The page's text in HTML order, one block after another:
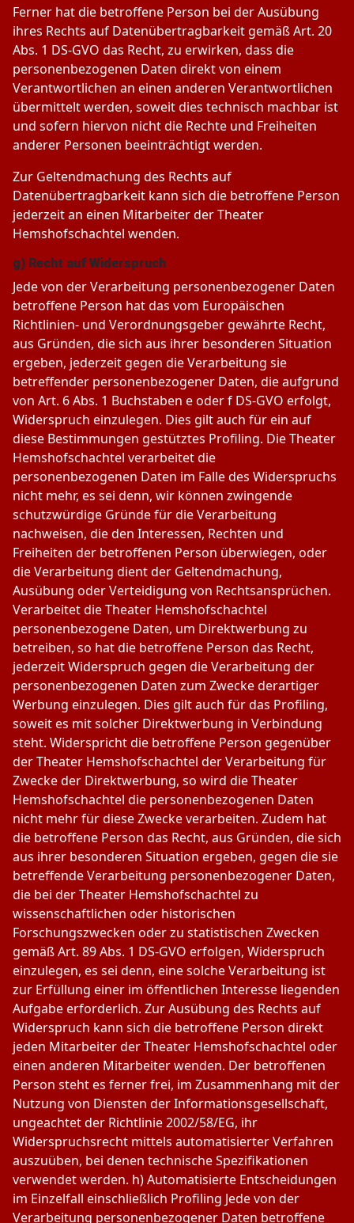
Ferner hat die betroffene Person bei der Ausübung
ihres Rechts auf Datenübertragbarkeit gemäß Art. 20
Abs. 1 DS-GVO das Recht, zu erwirken, dass die
personenbezogenen Daten direkt von einem
Verantwortlichen an einen anderen Verantwortlichen
übermittelt werden, soweit dies technisch machbar ist
und sofern hiervon nicht die Rechte und Freiheiten
anderer Personen beeinträchtigt werden.
Zur Geltendmachung des Rechts auf
Datenübertragbarkeit kann sich die betroffene Person
jederzeit an einen Mitarbeiter der Theater
Hemshofschachtel wenden.
g) Recht auf Widerspruch
Jede von der Verarbeitung personenbezogener Daten
betroffene Person hat das vom Europäischen
Richtlinien- und Verordnungsgeber gewährte Recht,
aus Gründen, die sich aus ihrer besonderen Situation
ergeben, jederzeit gegen die Verarbeitung sie
betreffender personenbezogener Daten, die aufgrund
von Art. 6 Abs. 1 Buchstaben e oder f DS-GVO erfolgt,
Widerspruch einzulegen. Dies gilt auch für ein auf
diese Bestimmungen gestütztes Profiling. Die Theater
Hemshofschachtel verarbeitet die
personenbezogenen Daten im Falle des Widerspruchs
nicht mehr, es sei denn, wir können zwingende
schutzwürdige Gründe für die Verarbeitung
nachweisen, die den Interessen, Rechten und
Freiheiten der betroffenen Person überwiegen, oder
die Verarbeitung dient der Geltendmachung,
Ausübung oder Verteidigung von Rechtsansprüchen.
Verarbeitet die Theater Hemshofschachtel
personenbezogene Daten, um Direktwerbung zu
betreiben, so hat die betroffene Person das Recht,
jederzeit Widerspruch gegen die Verarbeitung der
personenbezogenen Daten zum Zwecke derartiger
Werbung einzulegen. Dies gilt auch für das Profiling,
soweit es mit solcher Direktwerbung in Verbindung
steht. Widerspricht die betroffene Person gegenüber
der Theater Hemshofschachtel der Verarbeitung für
Zwecke der Direktwerbung, so wird die Theater
Hemshofschachtel die personenbezogenen Daten
nicht mehr für diese Zwecke verarbeiten. Zudem hat
die betroffene Person das Recht, aus Gründen, die sich
aus ihrer besonderen Situation ergeben, gegen die sie
betreffende Verarbeitung personenbezogener Daten,
die bei der Theater Hemshofschachtel zu
wissenschaftlichen oder historischen
Forschungszwecken oder zu statistischen Zwecken
gemäß Art. 89 Abs. 1 DS-GVO erfolgen, Widerspruch
einzulegen, es sei denn, eine solche Verarbeitung ist
zur Erfüllung einer im öffentlichen Interesse liegenden
Aufgabe erforderlich. Zur Ausübung des Rechts auf
Widerspruch kann sich die betroffene Person direkt
jeden Mitarbeiter der Theater Hemshofschachtel oder
einen anderen Mitarbeiter wenden. Der betroffenen
Person steht es ferner frei, im Zusammenhang mit der
Nutzung von Diensten der Informationsgesellschaft,
ungeachtet der Richtlinie 2002/58/EG, ihr
Widerspruchsrecht mittels automatisierter Verfahren
auszuüben, bei denen technische Spezifikationen
verwendet werden. h) Automatisierte Entscheidungen
im Einzelfall einschließlich Profiling Jede von der
Verarbeitung personenbezogener Daten betroffene